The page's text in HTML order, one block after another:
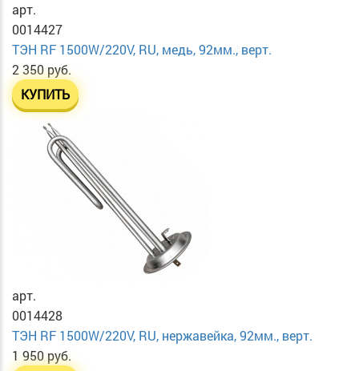
арт.
0014427
ТЭН RF 1500W/220V, RU, медь, 92мм., верт.
2 350 руб.
КУПИТЬ
арт.
0014428
ТЭН RF 1500W/220V, RU, нержавейка, 92мм., верт.
1 950 руб.